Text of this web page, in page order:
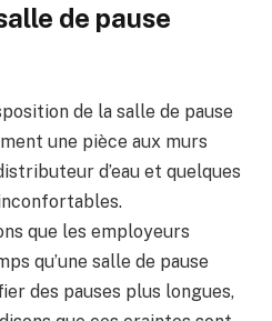
de pause
de la salle de pause
une pièce aux murs
d’eau et quelques
que les employeurs
qu’une salle de pause
des pauses plus longues,